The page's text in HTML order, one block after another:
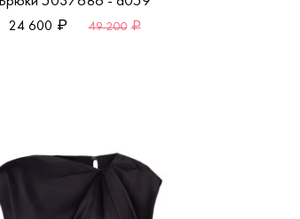
24 600
49 200